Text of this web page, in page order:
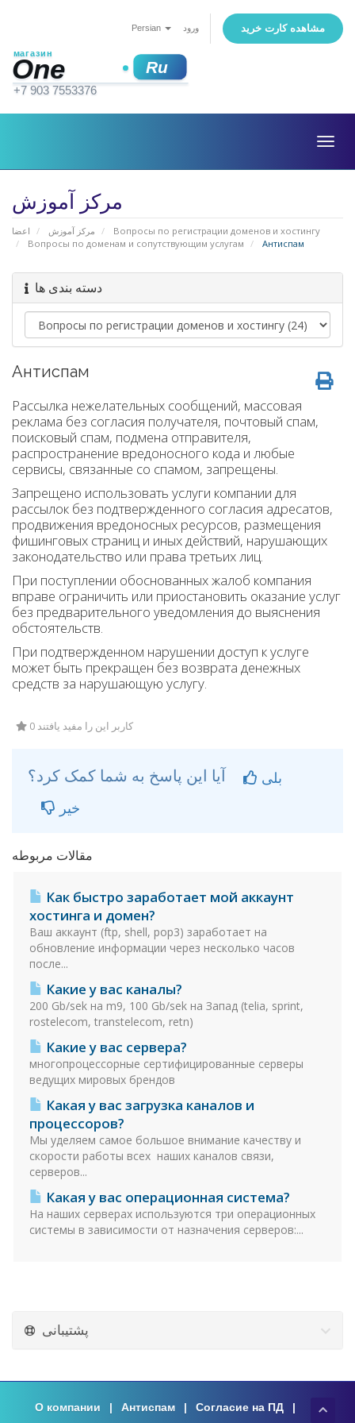
Persian ورود مشاهده کارت خرید
مرکز آموزش
اعضا مرکز آموزش
Вопросы по регистрации доменов и хостингу
Вопросы по доменам и сопутствующим услугам
Антиспам
دسته بندی ها
Антиспам
Рассылка нежелательных сообщений, массовая
реклама без согласия получателя, почтовый спам,
поисковый спам, подмена отправителя,
распространение вредоносного кода и любые
сервисы, связанные со спамом, запрещены.
Запрещено использовать услуги компании для
рассылок без подтвержденного согласия адресатов,
продвижения вредоносных ресурсов, размещения
фишинговых страниц и иных действий, нарушающих
законодательство или права третьих лиц.
При поступлении обоснованных жалоб компания
вправе ограничить или приостановить оказание услуг
без предварительного уведомления до выяснения
обстоятельств.
При подтвержденном нарушении доступ к услуге
может быть прекращен без возврата денежных
средств за нарушающую услугу.
0 کاربر این را مفید یافتند
بلی
خیر
مقالات مربوطه
Как быстро заработает мой аккаунт
хостинга и домен?
Ваш аккаунт (ftp, shell, pop3) заработает на
обновление информации через несколько часов
после...
Какие у вас каналы?
200 Gb/sek на m9, 100 Gb/sek на Запад (telia, sprint,
rostelecom, transtelecom, retn)
Какие у вас сервера?
многопроцессорные сертифицированные серверы
ведущих мировых брендов
Какая у вас загрузка каналов и
процессоров?
Мы уделяем самое большое внимание качеству и
скорости работы всех наших каналов связи,
серверов...
Какая у вас операционная система?
На наших серверах используются три операционных
системы в зависимости от назначения серверов:...
پشتیبانی
О компании | Антиспам | Согласие на ПД
|